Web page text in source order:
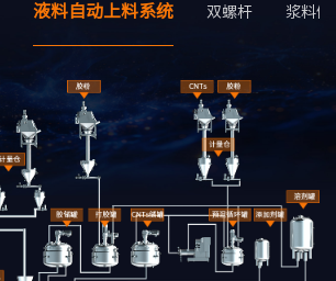
液料自动上料系统 双螺杆 浆料储